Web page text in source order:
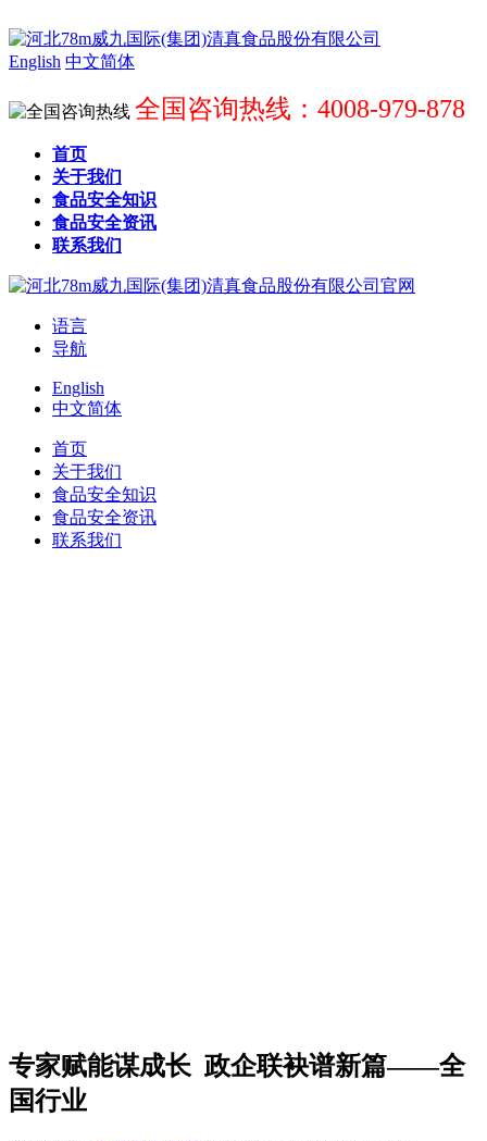
English 中文简体
全国咨询热线：4008-979-878
首页
关于我们
食品安全知识
食品安全资讯
联系我们
语言
导航
English
中文简体
首页
关于我们
食品安全知识
食品安全资讯
联系我们
专家赋能谋成长 政企联袂谱新篇——全
国行业